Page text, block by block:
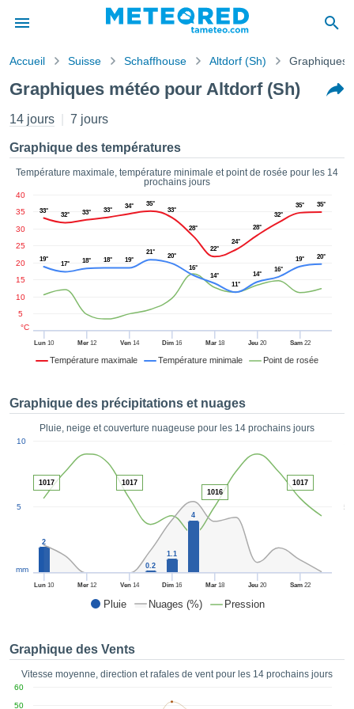
de
a
par
des
Vous
en
les
:
par le
de
des
de très
CONTINUER
Accueil Suisse Schaffhouse Altdorf (Sh) Graphiques
Graphiques météo pour Altdorf (Sh)
14 jours 7 jours
Graphique des températures
Température maximale, température minimale et point de rosée pour les 14
prochains jours
Température maximale Température minimale Point de rosée
Lun 10 Mer12 Ven14 Dim 16 Mar18 Jeu 20 Sam22
5
10
15
20
25
30
35
40
°C
33°
32° 33° 33°
34°
35°
33°
28°
22°
24°
28°
32°
35° 35°
19°
17° 18° 18° 19°
21°
20°
16°
14°
11°
14°
16°
19° 20°
Graphique des précipitations et nuages
Pluie, neige et couverture nuageuse pour les 14 prochains jours
Pluie Nuages (%) Pression
50
Lun 10 Mer12 Ven14 Dim 16 Mar18 Jeu 20 Sam22
5
10
mm
2
0.2
1.1
4
1017
1017
1016
1017
Graphique des Vents
Vitesse moyenne, direction et rafales de vent pour les 14 prochains jours
50
60